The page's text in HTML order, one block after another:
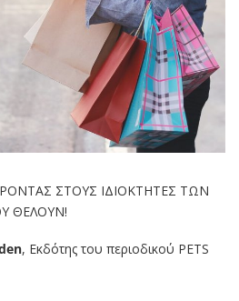
ΣΤΟΥΣ ΙΔΙΟΚΤΗΤΕΣ ΤΩΝ
ΘΕΛΟΥΝ!
, Εκδότης του περιοδικού PETS